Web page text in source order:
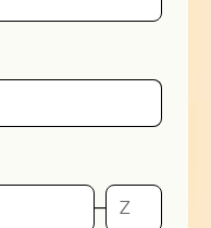
_